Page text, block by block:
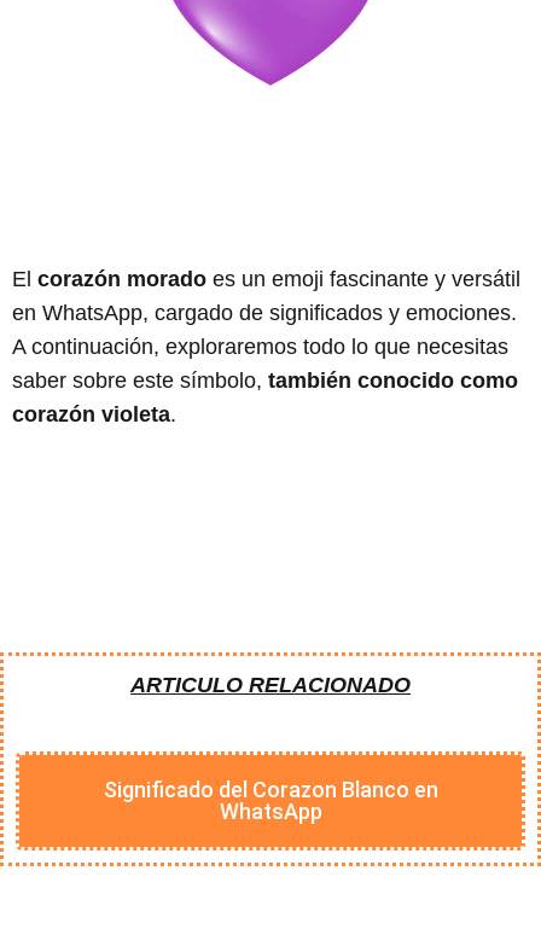
El corazón morado es un emoji fascinante y versátil
en WhatsApp, cargado de significados y emociones.
A continuación, exploraremos todo lo que necesitas
saber sobre este símbolo, también conocido como
corazón violeta.
ARTICULO RELACIONADO
Significado del Corazon Blanco en
WhatsApp